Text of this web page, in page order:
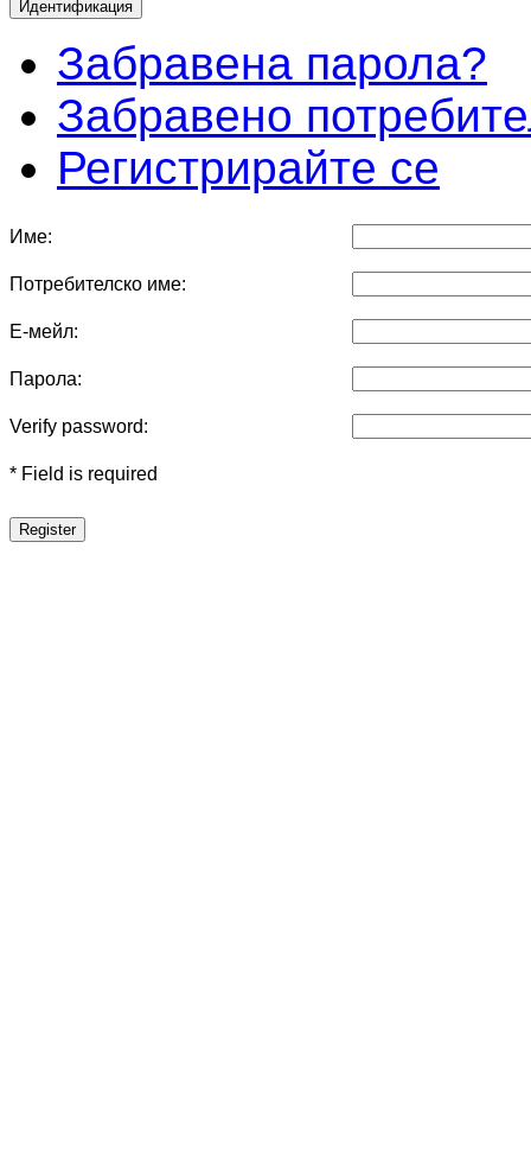
Забравена парола?
Забравено
Регистрирайте се
Име:
Потребителско име:
Е-мейл:
Парола:
Verify password:
* Field is required
Register